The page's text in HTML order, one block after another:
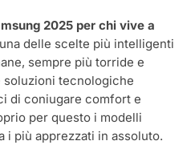
2025 per chi vive a
delle scelte più intelligenti
sempre più torride e
soluzioni tecnologiche
di coniugare comfort e
per questo i modelli
i più apprezzati in assoluto.